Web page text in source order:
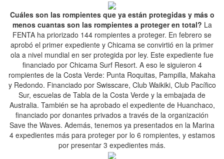
Cuáles son las rompientes que ya están protegidas y más o
menos cuantas son las rompientes a proteger en total? La
FENTA ha priorizado 144 rompientes a proteger. En febrero se
aprobó el primer expediente y Chicama se convirtió en la primer
ola a nivel mundial en ser protegida por ley. Este expediente fue
financiado por Chicama Surf Resort. A eso le siguieron 4
rompientes de la Costa Verde: Punta Roquitas, Pampilla, Makaha
y Redondo. Financiado por Swisscare, Club Waikiki, Club Pacífico
Sur, escuelas de Tabla de la Costa Verde y la embajada de
Australia. También se ha aprobado el expediente de Huanchaco,
financiado por donantes privados a través de la organización
Save the Waves. Además, tenemos ya presentados en la Marina
4 expedientes más para proteger por lo 6 rompientes, y estamos
por presentar 3 expedientes más.